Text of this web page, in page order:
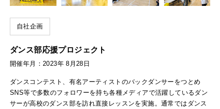
自社企画
ダンス部応援プロジェクト
開催年月：2023年 8月28日
ダンスコンテスト、有名アーティストのバックダンサーをつとめ
SNS等で多数のフォロワーを持ち各種メディアで活躍しているダン
サーが高校のダンス部を訪れ直接レッスンを実施。通常ではダンス